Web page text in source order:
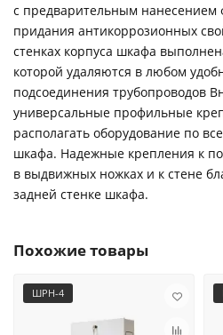
с предварительным нанесением
придания антикоррозионных
стенках корпуса шкафа
которой удаляются в любом
подсоединения трубопроводов
универсальные профильные
располагать оборудование по
шкафа. Надежные крепления к
в выдвижных ножках и к стене
задней стенке шкафа.
Похожие товары
ШРН-4